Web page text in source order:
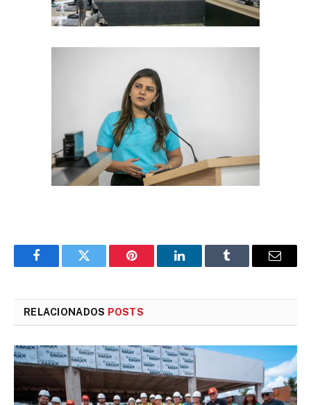
FacebookTwitter Pinterest LinkedInTumblr
E-
RELACIONADOS POSTS